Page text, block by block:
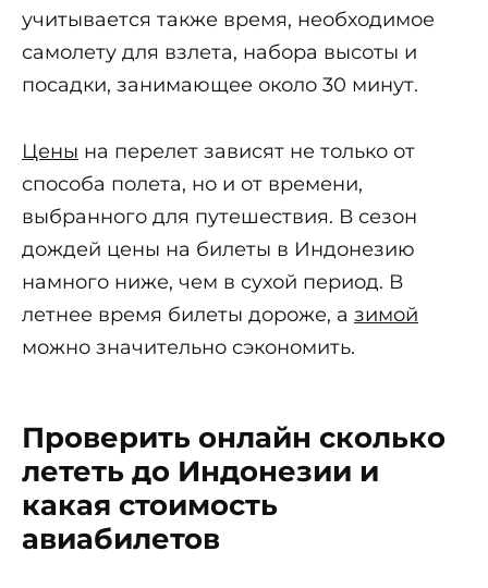
учитывается также время, необходимое
самолету для взлета, набора высоты и
посадки, занимающее около 30 минут.
Цены на перелет зависят не только от
способа полета, но и от времени,
выбранного для путешествия. В сезон
дождей цены на билеты в Индонезию
намного ниже, чем в сухой период. В
летнее время билеты дороже, а зимой
можно значительно сэкономить.
Проверить онлайн сколько
лететь до Индонезии и
какая стоимость
авиабилетов